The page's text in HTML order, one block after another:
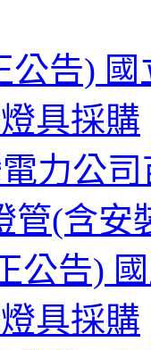
公告)
具採購
電力公
管(含
公告)
具採購